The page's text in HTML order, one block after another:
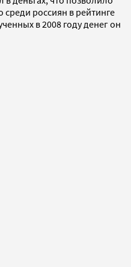
среди россиян в рейтинге
в 2008 году денег он